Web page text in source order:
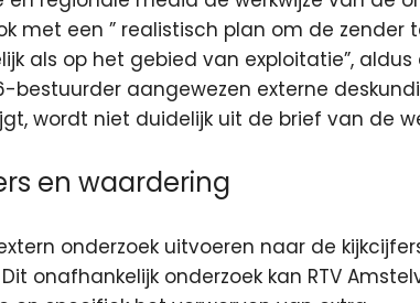
met een ” realistisch plan om de zender
als op het gebied van exploitatie”, aldus
bestuurder aangewezen externe
wordt niet duidelijk uit de brief van de
en waardering
onderzoek uitvoeren naar de
onafhankelijk onderzoek kan RTV